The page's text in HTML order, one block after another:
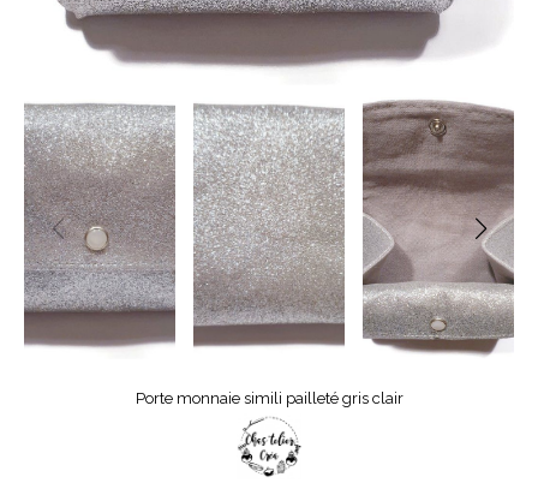
Porte monnaie simili pailleté gris clair